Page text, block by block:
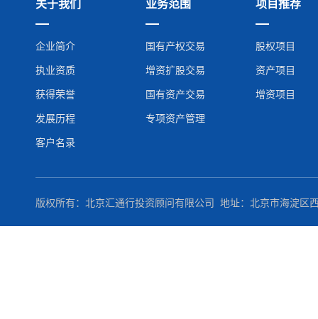
企业简介
执业资质
获得荣誉
发展历程
客户名录
国有产权交易
增资扩股交易
国有资产交易
专项资产管理
股权项目
资产项目
增资项目
版权所有： 北京汇通行投资顾问有限公司 地址：北京市海淀区